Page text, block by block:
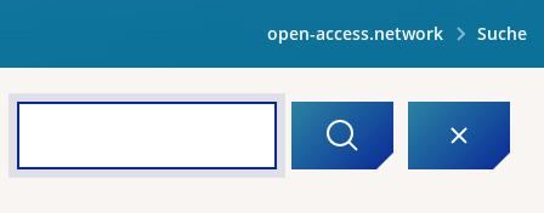
open-access.network Suche